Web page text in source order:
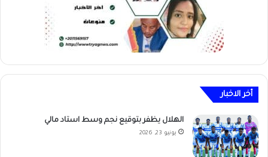
أخر الاخبار
الهلال يظفر بتوقيع نجم وسط استاد مالي
يونيو 23, 2026